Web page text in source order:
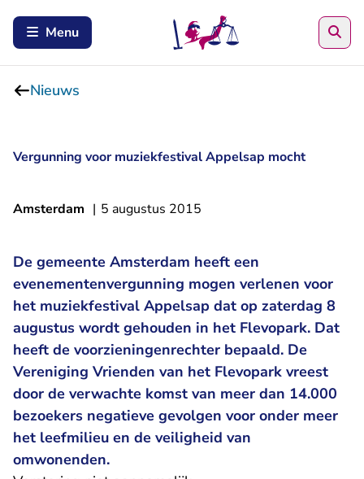
Menu
Nieuws
Vergunning voor muziekfestival Appelsap mocht
Amsterdam | 5 augustus 2015
De gemeente Amsterdam heeft een
evenementenvergunning mogen verlenen voor
het muziekfestival Appelsap dat op zaterdag 8
augustus wordt gehouden in het Flevopark. Dat
heeft de voorzieningenrechter bepaald. De
Vereniging Vrienden van het Flevopark vreest
door de verwachte komst van meer dan 14.000
bezoekers negatieve gevolgen voor onder meer
het leefmilieu en de veiligheid van
omwonenden.